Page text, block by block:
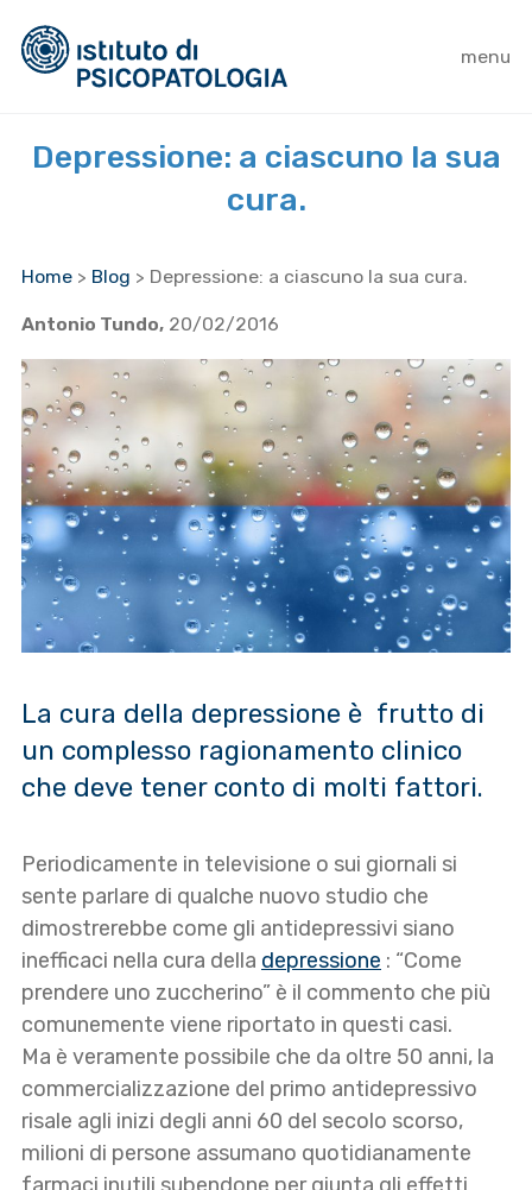
menu
Depressione: a ciascuno la sua
cura.
Home > Blog > Depressione: a ciascuno la sua cura.
Antonio Tundo, 20/02/2016
La cura della depressione è frutto di
un complesso ragionamento clinico
che deve tener conto di molti fattori.
Periodicamente in televisione o sui giornali si
sente parlare di qualche nuovo studio che
dimostrerebbe come gli antidepressivi siano
inefficaci nella cura della depressione : “Come
prendere uno zuccherino” è il commento che più
comunemente viene riportato in questi casi.
Ma è veramente possibile che da oltre 50 anni, la
commercializzazione del primo antidepressivo
risale agli inizi degli anni 60 del secolo scorso,
milioni di persone assumano quotidianamente